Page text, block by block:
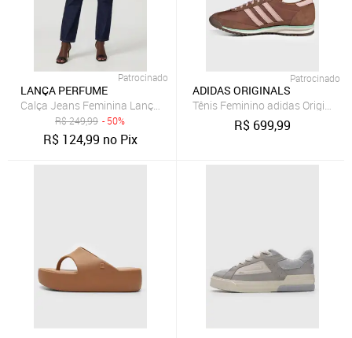
Patrocinado
LANÇA PERFUME
Calça Jeans Feminina Lança Perfume Mom Luna Azul
R$249,99 - 50%
R$ 124,99 no Pix
Patrocinado
ADIDAS ORIGINALS
Tênis Feminino adidas Originals
R$ 699,99